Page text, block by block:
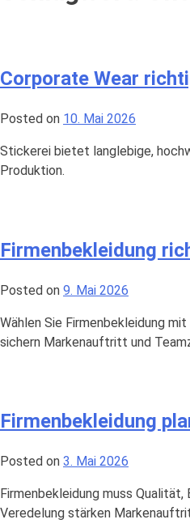
Corporate Wear
Posted on 10. Mai 2026
Stickerei bietet langlebige,
Produktion.
Firmenbekleidung
Posted on 9. Mai 2026
Wählen Sie Firmenbekleidung
sichern Markenauftritt und
Firmenbekleidung
Posted on 3. Mai 2026
Firmenbekleidung muss
Veredelung stärken